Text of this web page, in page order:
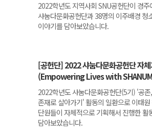
2022학년도 지역사회 SNU공헌단이 경주
샤눔다문화공헌단과 38명의 이주배경 청
이야기를 담아보았습니다.
[공헌단] 2022 샤눔다문화공헌단 자
(Empowering Lives with
2022학년도 샤눔다문화공헌단(5기) '공존
존재로 살아가기' 활동의 일환으로 이태원
단원들이 자체적으로 기획해서 진행한 활
담아보았습니다.